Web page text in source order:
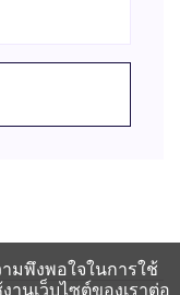
มพึงพอใจในการใช้
านเว็บไซต์ของเราต่อ